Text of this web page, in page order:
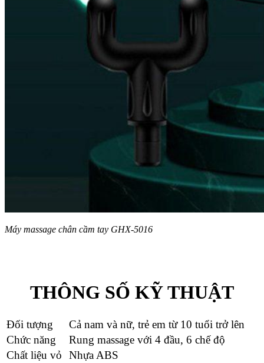
Máy massage chân cầm tay GHX-5016
THÔNG SỐ KỸ THUẬT
Đối tượng
Cả nam và nữ, trẻ em từ 10 tuổi trở lên
Chức năng
Rung massage với 4 đầu, 6 chế độ
Chất liệu vỏ
Nhựa ABS